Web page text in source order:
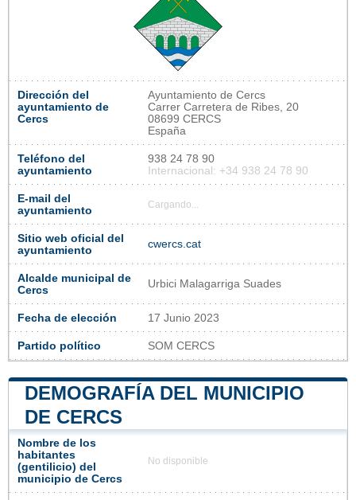
Dirección del
ayuntamiento de
Cercs
Ayuntamiento de Cercs
Carrer Carretera de Ribes, 20
08699 CERCS
España
Teléfono del
ayuntamiento
938 24 78 90
Internacional: +34 938 24 78 90
E-mail del
ayuntamiento
Cargando...
Sitio web oficial del
ayuntamiento
cwercs.cat
Alcalde municipal de
Cercs
Urbici Malagarriga Suades
Fecha de elección 17 Junio 2023
Partido político SOM CERCS
DEMOGRAFÍA DEL MUNICIPIO
DE CERCS
Nombre de los
habitantes
(gentilicio) del
municipio de Cercs
No disponible